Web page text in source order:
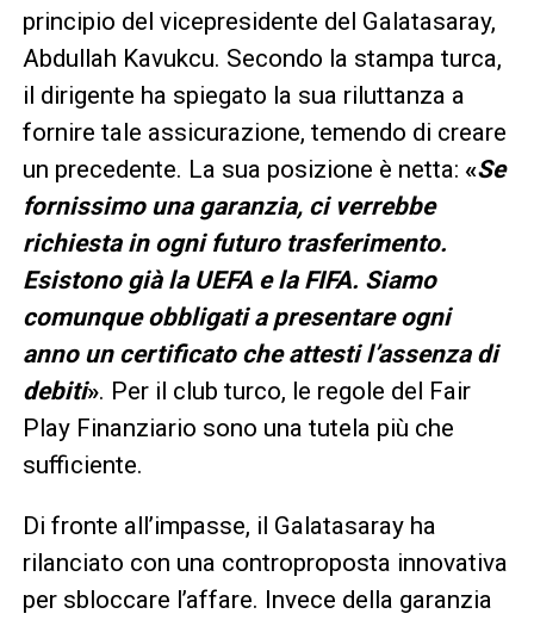
principio del vicepresidente del Galatasaray,
Abdullah Kavukcu. Secondo la stampa turca,
il dirigente ha spiegato la sua riluttanza a
fornire tale assicurazione, temendo di creare
un precedente. La sua posizione è netta: «Se
fornissimo una garanzia, ci verrebbe
richiesta in ogni futuro trasferimento.
Esistono già la UEFA e la FIFA. Siamo
comunque obbligati a presentare ogni
anno un certificato che attesti l’assenza di
debiti». Per il club turco, le regole del Fair
Play Finanziario sono una tutela più che
sufficiente.
Di fronte all’impasse, il Galatasaray ha
rilanciato con una controproposta innovativa
per sbloccare l’affare. Invece della garanzia